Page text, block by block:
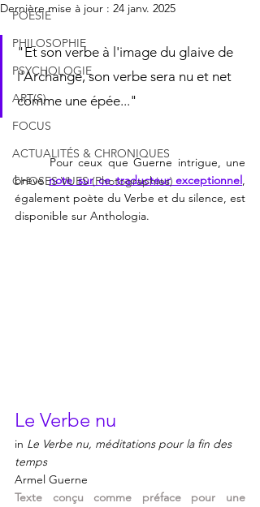
POÉSIE
PHILOSOPHIE
PSYCHOLOGIE
ART(S)
FOCUS
ACTUALITÉS & CHRONIQUES
CHOSES VUES (Photographies)
Dernière mise à jour : 24 janv. 2025
"Et son verbe à l'image du glaive de
l'Archange, son verbe sera nu et net
comme une épée..."
	Pour ceux que Guerne intrigue, une
brève note sur ce traducteur exceptionnel,
également poète du Verbe et du silence, est
disponible sur Anthologia.
Le Verbe nu
in Le Verbe nu, méditations pour la fin des
temps
Armel Guerne
Texte conçu comme préface pour une